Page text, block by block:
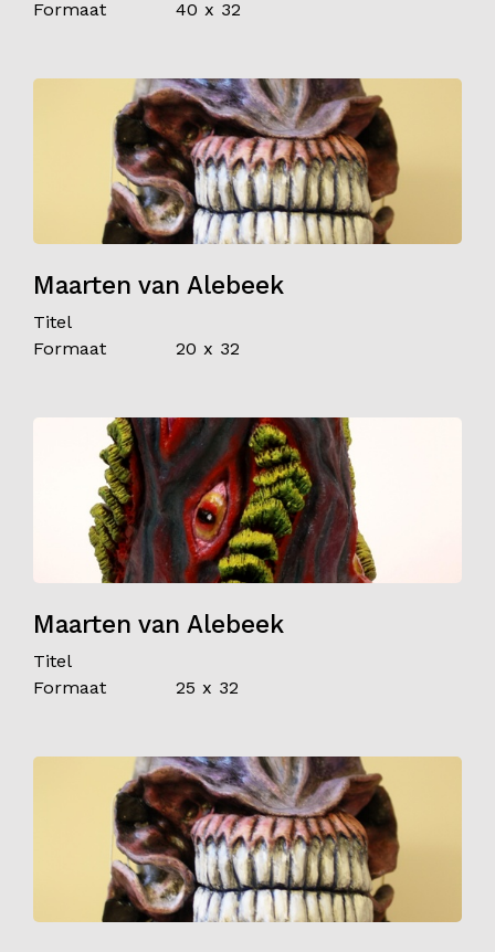
Formaat
40 x 32
Maarten van Alebeek
Titel
Formaat
20 x 32
Maarten van Alebeek
Titel
Formaat
25 x 32